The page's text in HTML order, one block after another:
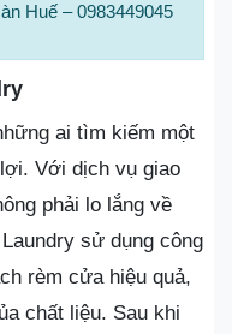
Huế – 0983449045
ai tìm kiếm một
Với dịch vụ giao
phải lo lắng về
sử dụng công
rèm cửa hiệu quả,
chất liệu. Sau khi